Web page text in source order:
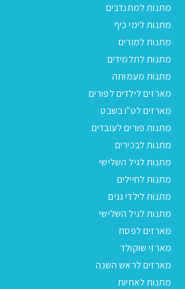
מתנות למתנדבים
מתנות לימי כיף
מתנות למורים
מתנות לתלמידים
מתנות מעמותה
מארזים לילדים לפורים
מארזים לט"ו בשבט
מתנות פורים לעובדים
מתנות לבכירים
מתנות לגיל השלישי
מתנות לחיילים
מתנות לילדי גנים
מתנות לגיל השלישי
מארזים לפסח
מארזי שוקולד
מארזים לראש השנה
מתנות לאחיות